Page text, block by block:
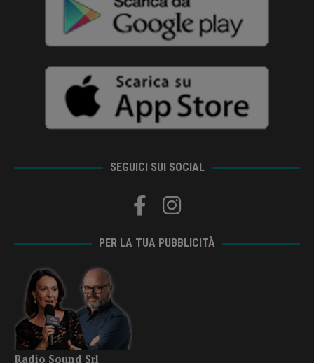
SEGUICI SUI SOCIAL
PER LA TUA PUBBLICITÀ
Radio Sound Srl